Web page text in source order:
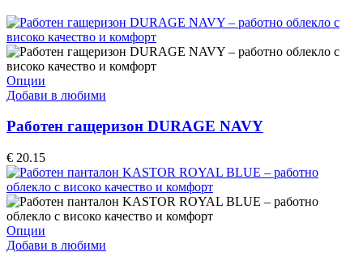
Опции
product
multiple
options
may
be
chosen
the
product
Добави в любими
Работен гащеризон DURAGE NAVY
€ 20.15
Опции
product
Добави в любими